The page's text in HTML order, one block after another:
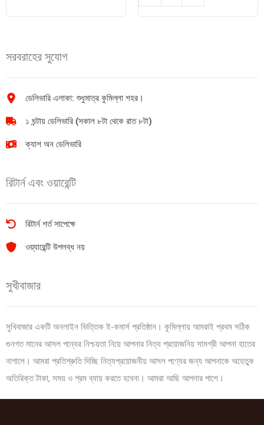
quantity
জিরোক্যাল
সুগার
সরবরাহের সুযোগ
ডেলিভারি এলাকা: শুধুমাত্র কুমিল্লা শহর।
১ ঘন্টায় ডেলিভারি (সকাল ৮টা থেকে রাত ৮টা)
ক্যাশ অন ডেলিভারি
রিটার্ন এবং ওয়ারেন্টি
রিটার্ন শর্ত সাপেক্ষে
ওয়্যারেন্টি উপলব্ধ নয়
সুখীবাজার
সুখিবাজার একটি অনলাইন ভিত্তিক ই-কমার্স প্রতিষ্ঠান। কুমিল্লায় আমরাই প্রথম সঠিক
গুনগত মানের আসল পন্যের নিশ্চয়তা নিয়ে আপনার নিত্য প্রয়োজনিয় সামগ্রী আপনা হাতের
নাগালে। আমরা প্রতিশ্রুতি দিচ্ছি নিত্যপ্রয়োজনীয় আসল পণ্যের জন্য আপনাকে অহেতুক
অতিরিক্ত টাকা, সময় ও শ্রম ব্যায় করতে হবেনা। আমরা আছি আপনার পাশে।